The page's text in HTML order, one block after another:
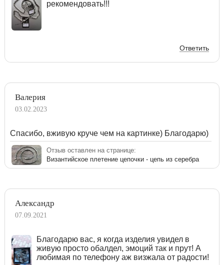
рекомендовать!!!
Ответить
Валерия
03.02.2023
Спасибо, вживую круче чем на картинке) Благодарю)
Отзыв оставлен на странице:
Византийское плетение цепочки - цепь из серебра
Александр
07.09.2021
Благодарю вас, я когда изделия увидел в
живую просто обалдел, эмоций так и прут! А
любимая по телефону аж визжала от радости!